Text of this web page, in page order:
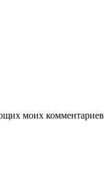
моих комментариев